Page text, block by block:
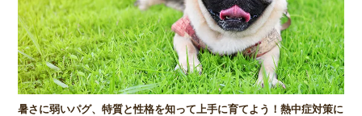
暑さに弱いパグ、特質と性格を知って上手に育てよう！熱中症対策に